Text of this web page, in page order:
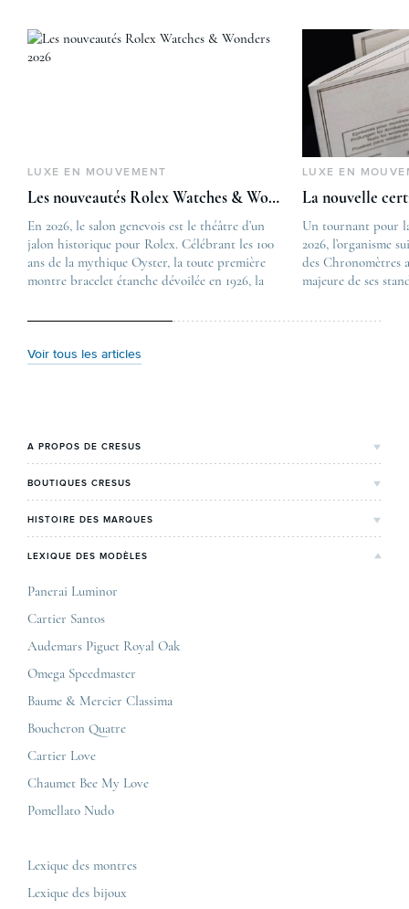
Voir tous les articles
LUXE EN MOUVEMENT
Les nouveautés Rolex Watches & Wonders 2026
En 2026, le salon genevois est le théâtre d’un
jalon historique pour Rolex. Célébrant les 100
ans de la mythique Oyster, la toute première
montre bracelet étanche dévoilée en 1926, la
commémorative alliant héritage patrimonial et
métallurgique à la réinterprétation esthétique
The post
Les nouveautés
first appeared on
Lovetime
LUXE EN
La nouvelle
Un tournant pour
2026, l’organisme
des Chronomètres
majeure de ses
Chronometer”,
A PROPOS DE CRESUS
L'Histoire de Cresus
Notre expertise
On parle de nous
Carrières
Conditions générales de vente
Mentions légales
Politique de confidentialité
Plan du site
Nous contacter
BOUTIQUES CRESUS
Lyon
Corner Maty Nantes
Corner Maty Strasbourg
Corner Maty Toulouse
Corner Maty Besançon Kennedy
HISTOIRE DES MARQUES
Rolex
Omega
IWC
Zénith
Tous les modèles de luxe
LEXIQUE DES MODÈLES
Panerai Luminor
Cartier Santos
Audemars Piguet Royal Oak
Omega Speedmaster
Baume & Mercier Classima
Boucheron Quatre
Cartier Love
Chaumet Bee My Love
Pomellato Nudo
Lexique des montres
Lexique des bijoux